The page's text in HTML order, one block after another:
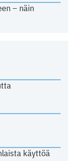
– näin
käyttöä